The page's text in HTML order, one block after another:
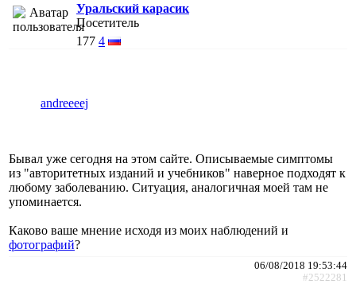
Уральский карасик
Посетитель
177 4
andreeeej
Бывал уже сегодня на этом сайте. Описываемые симптомы
из "авторитетных изданий и учебников" наверное подходят к
любому заболеванию. Ситуация, аналогичная моей там не
упоминается.
Каково ваше мнение исходя из моих наблюдений и
фотографий?
06/08/2018 19:53:44
#2522281